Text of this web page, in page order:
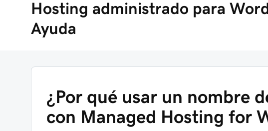
Hosting administrado para
Ayuda
¿Por qué usar un nombre
con Managed Hosting for